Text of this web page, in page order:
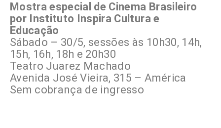
Mostra especial de Cinema Brasileiro
por Instituto Inspira Cultura e
Educação
Sábado – 30/5, sessões às 10h30, 14h,
15h, 16h, 18h e 20h30
Teatro Juarez Machado
Avenida José Vieira, 315 – América
Sem cobrança de ingresso